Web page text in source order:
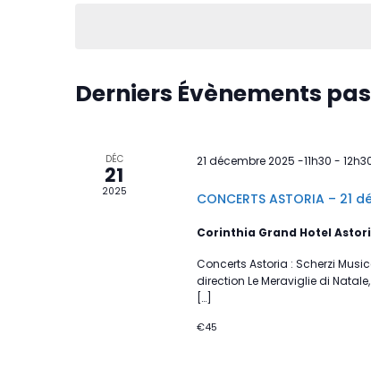
Derniers Évènements
DÉC
21
2025
21 décembre 2025 -11h30 -
CONCERTS ASTORIA –
Corinthia Grand Hotel
Concerts Astoria : Scherzi
direction Le Meraviglie di
[…]
€45